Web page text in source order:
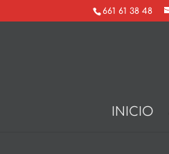
661 61 38 48
INICIO